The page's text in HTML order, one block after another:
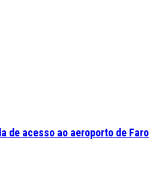
de acesso ao aeroporto de Faro